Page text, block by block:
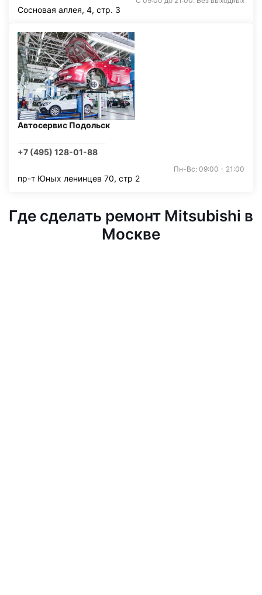
Сосновая аллея, 4, стр. 3
Автосервис Подольск
+7 (495) 128-01-88
Пн-Вс: 09:00 - 21:00
пр-т Юных ленинцев 70, стр 2
Где сделать ремонт Mitsubishi в
Москве